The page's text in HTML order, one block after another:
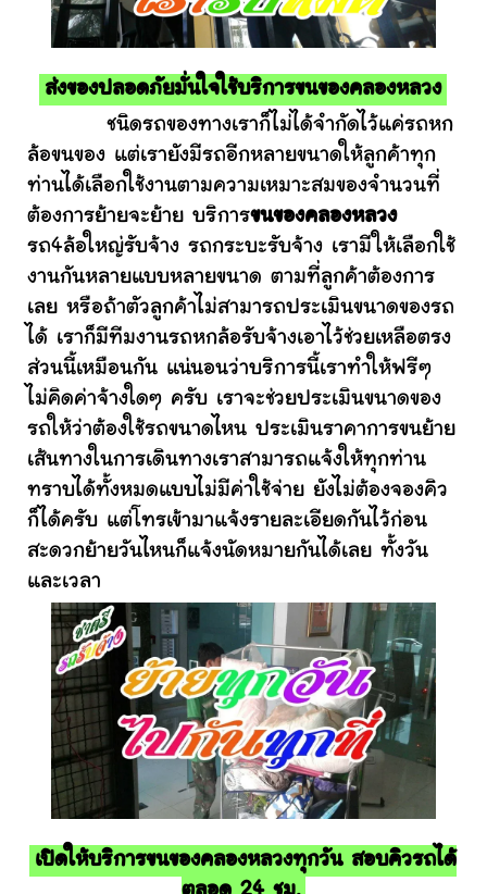
ส่งของปลอดภัยมั่นใจใช้บริการขนของคลองหลวง
ชนิดรถของทางเราก็ไม่ได้จำกัดไว้แค่รถหก
ล้อขนของ แต่เรายังมีรถอีกหลายขนาดให้ลูกค้าทุก
ท่านได้เลือกใช้งานตามความเหมาะสมของจำนวนที่
ต้องการย้ายจะย้าย บริการขนของคลองหลวง
รถ4ล้อใหญ่รับจ้าง รถกระบะรับจ้าง เรามีให้เลือกใช้
งานกันหลายแบบหลายขนาด ตามที่ลูกค้าต้องการ
เลย หรือถ้าตัวลูกค้าไม่สามารถประเมินขนาดของรถ
ได้ เราก็มีทีมงานรถหกล้อรับจ้างเอาไว้ช่วยเหลือตรง
ส่วนนี้เหมือนกัน แน่นอนว่าบริการนี้เราทำให้ฟรีๆ
ไม่คิดค่าจ้างใดๆ ครับ เราจะช่วยประเมินขนาดของ
รถให้ว่าต้องใช้รถขนาดไหน ประเมินราคาการขนย้าย
เส้นทางในการเดินทางเราสามารถแจ้งให้ทุกท่าน
ทราบได้ทั้งหมดแบบไม่มีค่าใช้จ่าย ยังไม่ต้องจองคิว
ก็ได้ครับ แต่โทรเข้ามาแจ้งรายละเอียดกันไว้ก่อน
สะดวกย้ายวันไหนก็แจ้งนัดหมายกันได้เลย ทั้งวัน
และเวลา
เปิดให้บริการขนของคลองหลวงทุกวัน สอบคิวรถได้